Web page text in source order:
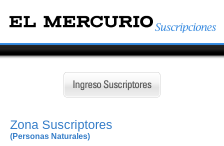
Zona Suscriptores
(Personas Naturales)